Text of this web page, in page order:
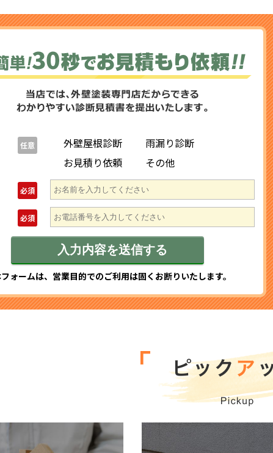
任意 外壁屋根診断
雨漏り診断
お見積り依頼
その他
必須
必須
ォームは、営業目的でのご利用は固くお断りいたします。